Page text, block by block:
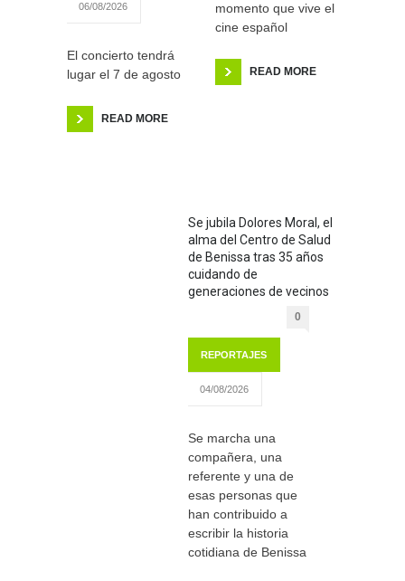
06/08/2026
El concierto tendrá
lugar el 7 de agosto
READ MORE
momento que vive el
cine español
READ MORE
Se jubila Dolores Moral, el
alma del Centro de Salud
de Benissa tras 35 años
cuidando de
generaciones de vecinos
0
REPORTAJES
04/08/2026
Se marcha una
compañera, una
referente y una de
esas personas que
han contribuido a
escribir la historia
cotidiana de Benissa